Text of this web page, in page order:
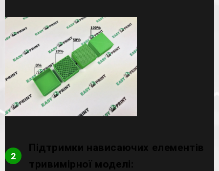
2
Підтримки нависаючих елементів
тривимірної моделі: